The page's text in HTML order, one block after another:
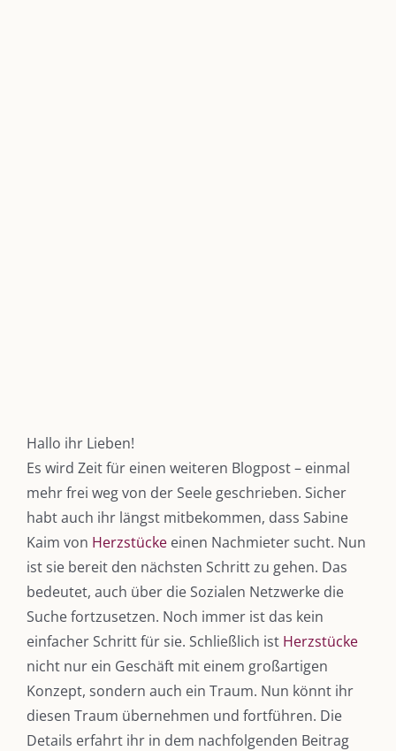
Hallo ihr Lieben!
Es wird Zeit für einen weiteren Blogpost – einmal
mehr frei weg von der Seele geschrieben. Sicher
habt auch ihr längst mitbekommen, dass Sabine
Kaim von Herzstücke einen Nachmieter sucht. Nun
ist sie bereit den nächsten Schritt zu gehen. Das
bedeutet, auch über die Sozialen Netzwerke die
Suche fortzusetzen. Noch immer ist das kein
einfacher Schritt für sie. Schließlich ist Herzstücke
nicht nur ein Geschäft mit einem großartigen
Konzept, sondern auch ein Traum. Nun könnt ihr
diesen Traum übernehmen und fortführen. Die
Details erfahrt ihr in dem nachfolgenden Beitrag